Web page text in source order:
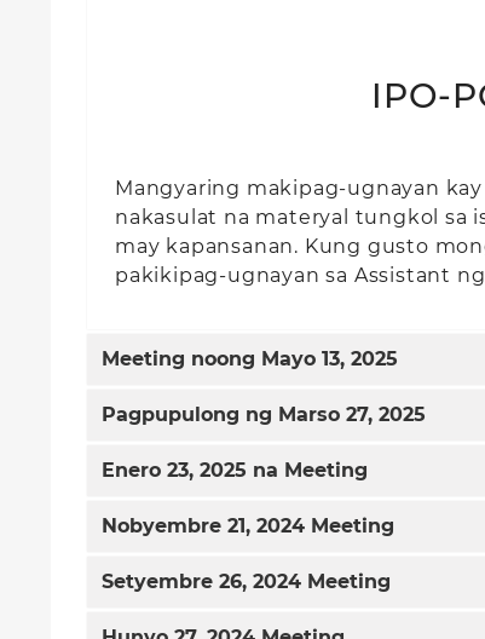
IPO-
Mangyaring makipag-ugnayan kay
nakasulat na materyal tungkol sa
may kapansanan. Kung gusto
pakikipag-ugnayan sa Assistant
Meeting noong Mayo 13, 2025
Pagpupulong ng Marso 27, 2025
Enero 23, 2025 na Meeting
Nobyembre 21, 2024 Meeting
Setyembre 26, 2024 Meeting